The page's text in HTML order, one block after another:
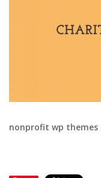
nonprofit wp themes